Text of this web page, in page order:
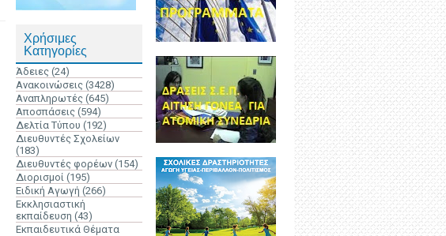
Χρήσιμες
Κατηγορίες
Άδειες (24)
Ανακοινώσεις (3428)
Αναπληρωτές (645)
Αποσπάσεις (594)
Δελτία Τύπου (192)
Διευθυντές Σχολείων
(183)
Διευθυντές φορέων (154)
Διορισμοί (195)
Ειδική Αγωγή (266)
Εκκλησιαστική
εκπαίδευση (43)
Εκπαιδευτικά Θέματα